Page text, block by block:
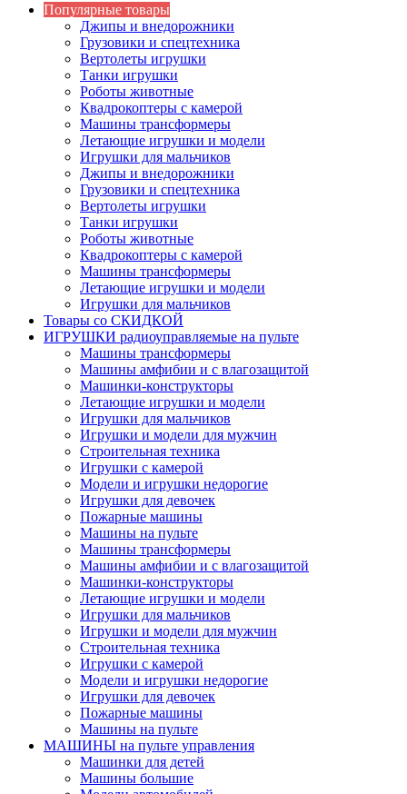
Популярные товары
Джипы и внедорожники
Грузовики и спецтехника
Вертолеты игрушки
Танки игрушки
Роботы животные
Квадрокоптеры с камерой
Машины трансформеры
Летающие игрушки и модели
Игрушки для мальчиков
Джипы и внедорожники
Грузовики и спецтехника
Вертолеты игрушки
Танки игрушки
Роботы животные
Квадрокоптеры с камерой
Машины трансформеры
Летающие игрушки и модели
Игрушки для мальчиков
Товары со СКИДКОЙ
ИГРУШКИ радиоуправляемые на пульте
Машины трансформеры
Машины амфибии и с влагозащитой
Машинки-конструкторы
Летающие игрушки и модели
Игрушки для мальчиков
Игрушки и модели для мужчин
Строительная техника
Игрушки с камерой
Модели и игрушки недорогие
Игрушки для девочек
Пожарные машины
Машины на пульте
Машины трансформеры
Машины амфибии и с влагозащитой
Машинки-конструкторы
Летающие игрушки и модели
Игрушки для мальчиков
Игрушки и модели для мужчин
Строительная техника
Игрушки с камерой
Модели и игрушки недорогие
Игрушки для девочек
Пожарные машины
Машины на пульте
МАШИНЫ на пульте управления
Машинки для детей
Машины большие